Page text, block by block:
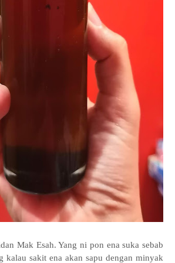
Mak Esah. Yang ni pon ena suka sebab
kalau sakit ena akan sapu dengan minyak